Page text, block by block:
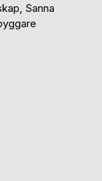
Sanna